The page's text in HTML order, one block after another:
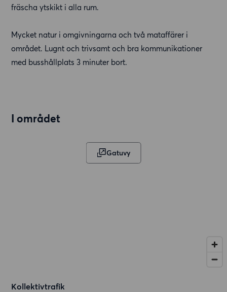
fräscha ytskikt i alla rum.
Mycket natur i omgivningarna och två mataffärer i
området. Lugnt och trivsamt och bra kommunikationer
med busshållplats 3 minuter bort.
I området
Gatuvy
Kollektivtrafik